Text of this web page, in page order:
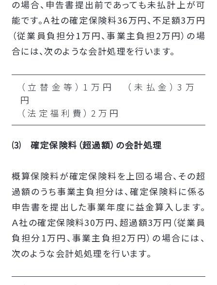
の場合、申告書提出前であっても未払計上が可
能です。Ａ社の確定保険料36万円、不足額3万円
（従業員負担分1万円、事業主負担2万円）の場
合には、次のような会計処理を行います。
（立替金等）1万円 （未払金）3万
円
（法定福利費）2万円
⑶ 確定保険料（超過額）の会計処理
概算保険料が確定保険料を上回る場合、その超
過額のうち事業主負担分は、確定保険料に係る
申告書を提出した事業年度に益金算入します。
Ａ社の確定保険料30万円、超過額3万円（従業員
負担分1万円、事業主負担2万円）の場合には、
次のような会計処処理を行います。